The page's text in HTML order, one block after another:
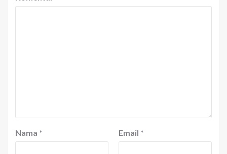
Nama * Email *